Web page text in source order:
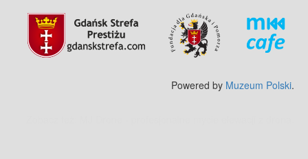
Powered by Muzeum Polski.